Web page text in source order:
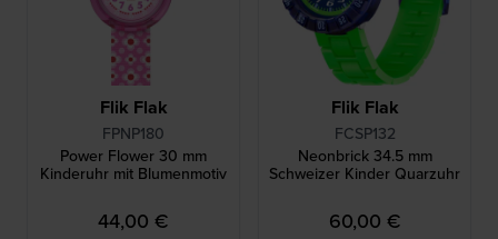
Flik Flak
FPNP180
Power Flower 30 mm
Kinderuhr mit Blumenmotiv
44,00 €
Flik Flak
FCSP132
Neonbrick 34.5 mm
Schweizer Kinder Quarzuhr
60,00 €